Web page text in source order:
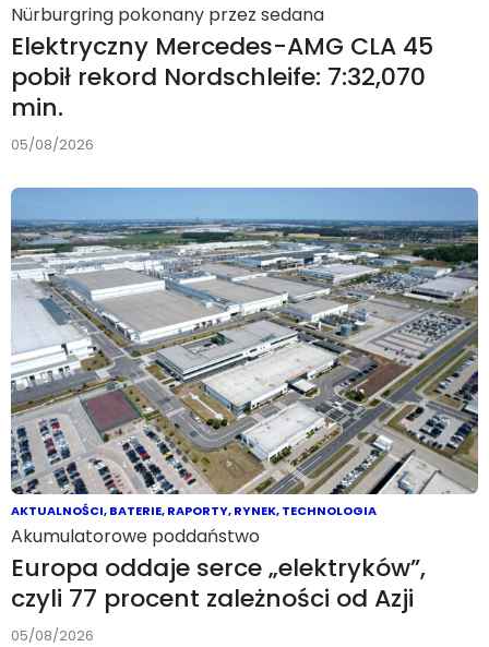
Nürburgring pokonany przez sedana
Elektryczny Mercedes-AMG CLA 45
pobił rekord Nordschleife: 7:32,070
min.
05/08/2026
AKTUALNOŚCI,BATERIE,RAPORTY,RYNEK,TECHNOLOGIA
Akumulatorowe poddaństwo
Europa oddaje serce „elektryków”,
czyli 77 procent zależności od Azji
05/08/2026